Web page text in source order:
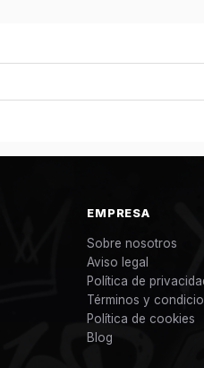
EMPRESA
Sobre nosotros
Aviso legal
Política de
Términos y
Política de cookies
Blog